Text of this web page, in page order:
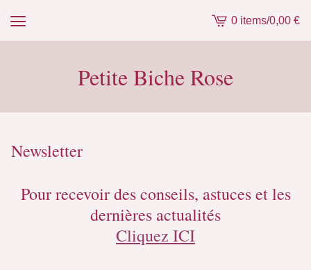
View
cart
0 items/0,00 €
Petite Biche Rose
Newsletter
Pour recevoir des conseils, astuces et les
dernières actualités
Cliquez ICI